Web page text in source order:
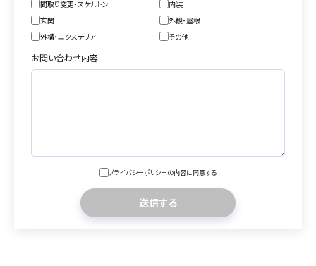
間取り変更・スケルトン
内装
玄関
外観・屋根
外構・エクステリア
その他
お問い合わせ内容
プライバシーポリシーの内容に同意する